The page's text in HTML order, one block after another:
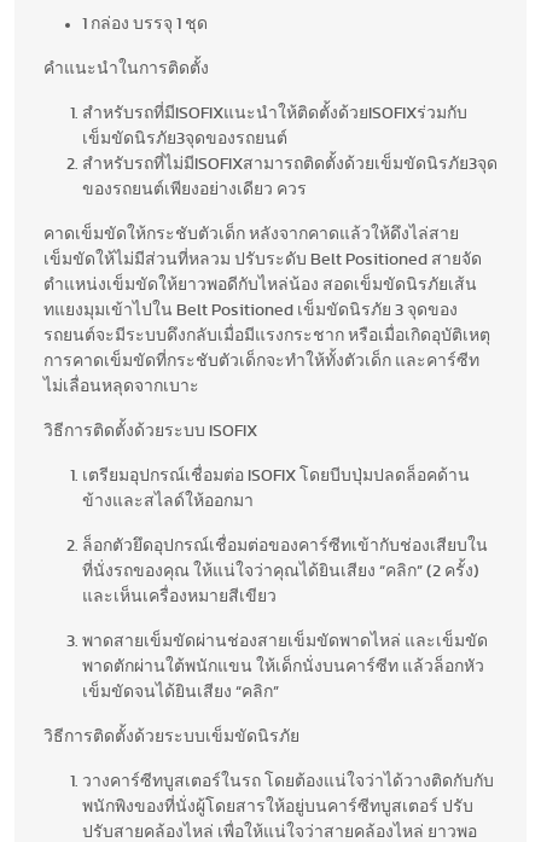
1 กล่อง บรรจุ 1 ชุด
คำแนะนำในการติดตั้ง
สำหรับรถที่มีISOFIXแนะนำให้ติดตั้งด้วยISOFIXร่วมกับ
เข็มขัดนิรภัย3จุดของรถยนต์
สำหรับรถที่ไม่มีISOFIXสามารถติดตั้งด้วยเข็มขัดนิรภัย3จุด
ของรถยนต์เพียงอย่างเดียว ควร
คาดเข็มขัดให้กระชับตัวเด็ก หลังจากคาดแล้วให้ดึงไล่สาย
เข็มขัดให้ไม่มีส่วนที่หลวม ปรับระดับ Belt Positioned สายจัด
ตำแหน่งเข็มขัดให้ยาวพอดีกับไหล่น้อง สอดเข็มขัดนิรภัยเส้น
ทแยงมุมเข้าไปใน Belt Positioned เข็มขัดนิรภัย 3 จุดของ
รถยนต์จะมีระบบดึงกลับเมื่อมีแรงกระชาก หรือเมื่อเกิดอุบัติเหตุ
การคาดเข็มขัดที่กระชับตัวเด็กจะทำให้ทั้งตัวเด็ก และคาร์ซีท
ไม่เลื่อนหลุดจากเบาะ
วิธีการติดตั้งด้วยระบบ ISOFIX
เตรียมอุปกรณ์เชื่อมต่อ ISOFIX โดยบีบปุ่มปลดล็อคด้าน
ข้างและสไลด์ให้ออกมา
ล็อกตัวยึดอุปกรณ์เชื่อมต่อของคาร์ซีทเข้ากับช่องเสียบใน
ที่นั่งรถของคุณ ให้แน่ใจว่าคุณได้ยินเสียง “คลิก” (2 ครั้ง)
และเห็นเครื่องหมายสีเขียว
พาดสายเข็มขัดผ่านช่องสายเข็มขัดพาดไหล่ และเข็มขัด
พาดตักผ่านใต้พนักแขน ให้เด็กนั่งบนคาร์ซีท แล้วล็อกหัว
เข็มขัดจนได้ยินเสียง “คลิก”
วิธีการติดตั้งด้วยระบบเข็มขัดนิรภัย
วางคาร์ซีทบูสเตอร์ในรถ โดยต้องแน่ใจว่าได้วางติดกับกับ
พนักพิงของที่นั่งผู้โดยสารให้อยู่บนคาร์ซีทบูสเตอร์ ปรับ
ปรับสายคล้องไหล่ เพื่อให้แน่ใจว่าสายคล้องไหล่ ยาวพอ